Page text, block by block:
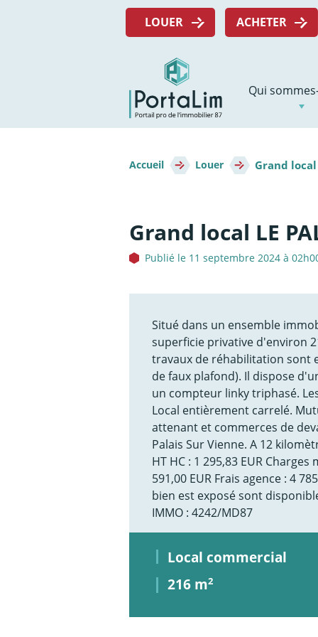
Menu
LOUER ACHETER
Navigation
principale
Qui
d'Ariane
Accueil Louer Grand local
Grand local LE
Publié le 11 septembre 2024 à
Situé dans un ensemble
superficie privative d'environ
travaux de réhabilitation sont
de faux plafond). Il dispose
un compteur linky triphasé.
Local entièrement carrelé.
attenant et commerces de
Palais Sur Vienne. A 12
HT HC : 1 295,83 EUR
591,00 EUR Frais agence : 4
bien est exposé sont
IMMO : 4242/MD87
Local commercial
216 m2